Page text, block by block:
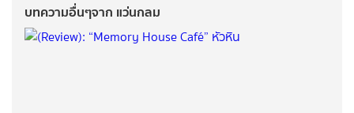
บทความอื่นๆจาก แว่นกลม